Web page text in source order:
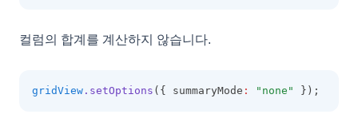
컬럼의 합계를 계산하지 않습니다.
gridView .setOptions ({ summaryMode : "none" });